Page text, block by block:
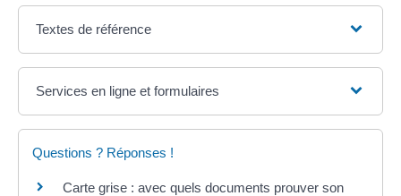
Textes de référence
Services en ligne et formulaires
Questions ? Réponses !
Carte grise : avec quels documents prouver son